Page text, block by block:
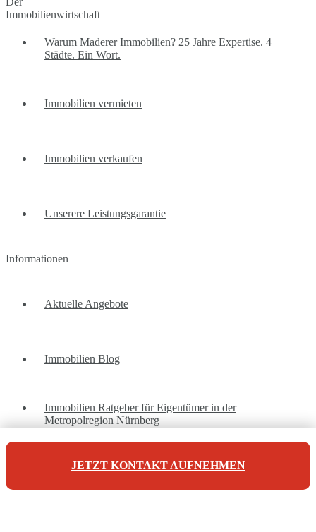
JETZT KONTAKT AUFNEHMEN
Warum Maderer Immobilien? 25 Jahre Expertise. 4
Städte. Ein Wort.
Immobilien vermieten
Immobilien verkaufen
Unserere Leistungsgarantie
Informationen
Aktuelle Angebote
Immobilien Blog
Immobilien Ratgeber für Eigentümer in der
Metropolregion Nürnberg
Unsere Referenzen